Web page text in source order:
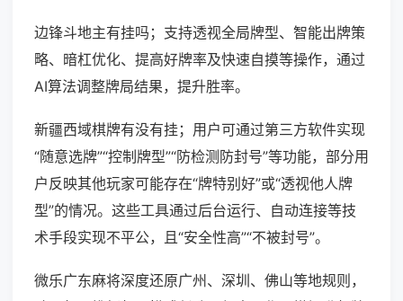
边锋斗地主有挂吗；支持透视全局牌型、智能出牌策
略、暗杠优化、提高好牌率及快速自摸等操作，通过
AI算法调整牌局结果，提升胜率。
新疆西域棋牌有没有挂；用户可通过第三方软件实现
“随意选牌”“控制牌型”“防检测防封号”等功能，部分用
户反映其他玩家可能存在“牌特别好”或“透视他人牌
型”的情况。这些工具通过后台运行、自动连接等技
术手段实现不平公，且“安全性高”“不被封号”。
微乐广东麻将深度还原广州、深圳、佛山等地规则，